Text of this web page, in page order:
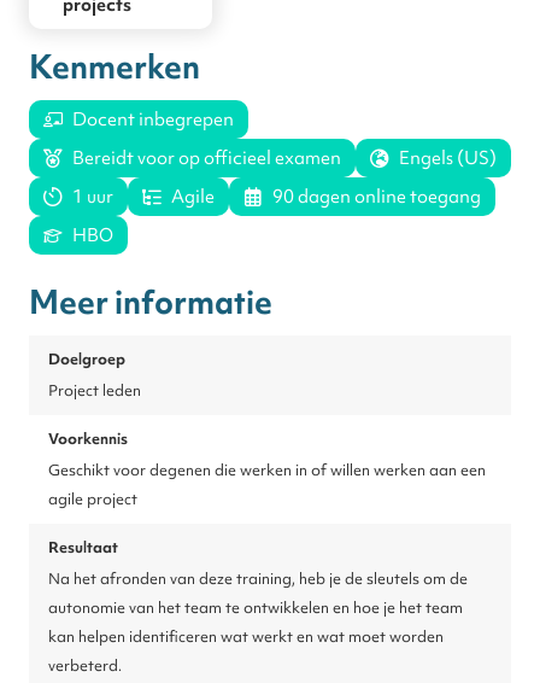
projects
Kenmerken
Docent inbegrepen
Bereidt voor op officieel examen
Engels (US)
1 uur
Agile
90 dagen online toegang
HBO
Meer informatie
Doelgroep
Project leden
Voorkennis
Geschikt voor degenen die werken in of willen werken aan een
agile project
Resultaat
Na het afronden van deze training, heb je de sleutels om de
autonomie van het team te ontwikkelen en hoe je het team
kan helpen identificeren wat werkt en wat moet worden
verbeterd.